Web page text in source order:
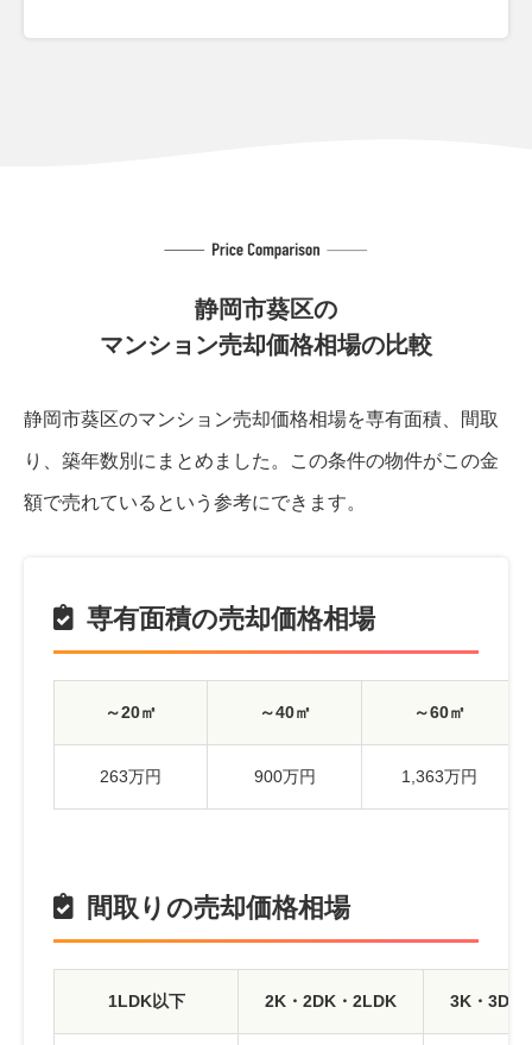
静岡市葵区の
マンション売却価格相場の比較
静岡市葵区のマンション売却価格相場を専有面積、間取
り、築年数別にまとめました。 この条件の物件がこの金
額で売れているという参考にできます。
専有面積の売却価格相場
～20㎡ ～40㎡ ～60㎡
263万円 900万円 1,363万円
間取りの売却価格相場
1LDK以下 2K・2DK・2LDK 3K・3DK